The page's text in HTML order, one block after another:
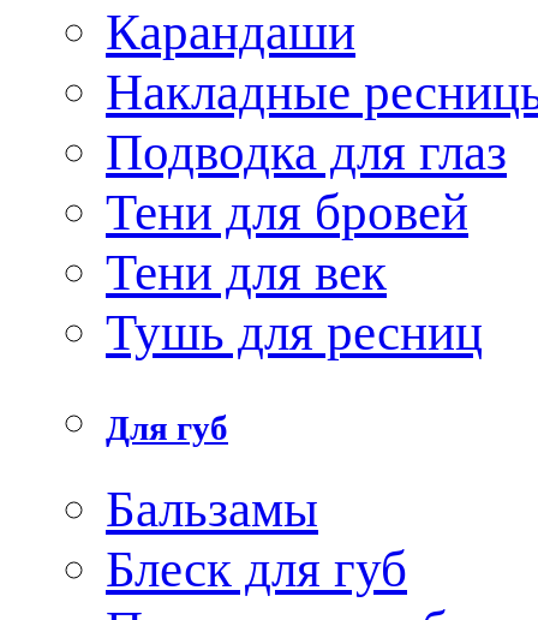
Карандаши
Накладные
Подводка для глаз
Тени для бровей
Тени для век
Тушь для ресниц
Для губ
Бальзамы
Блеск для губ